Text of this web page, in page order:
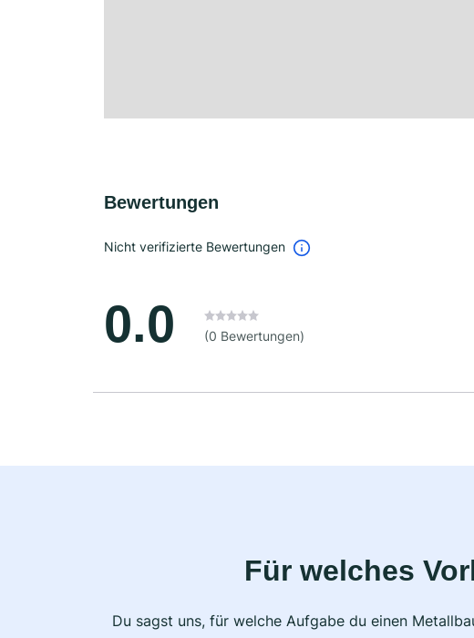
Bewertungen
Nicht verifizierte Bewertungen
0.0 (0 Bewertungen)
Für welches
Du sagst uns, für welche Aufgabe du einen